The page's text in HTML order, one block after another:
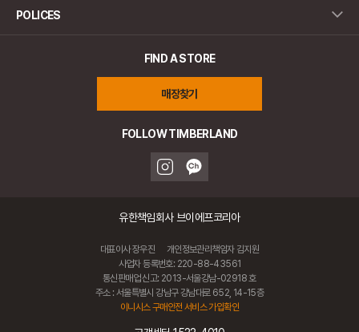
POLICES
FIND A STORE
매장찾기
FOLLOW TIMBERLAND
유한책임회사 브이에프코리아
대표이사 장우진
개인정보관리책임자 김지원
사업자 등록번호: 220-88-43561
통신판매업 신고: 2013-서울강남-02918 호
주소 : 서울특별시 강남구 강남대로 652, 14-15층
이니시스 구매안전 서비스 가입확인